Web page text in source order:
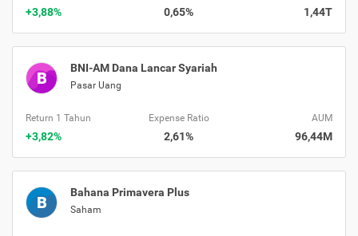
+3,88% 0,65% 1,44T
B
BNI-AM Dana Lancar Syariah
Pasar Uang
Return 1 Tahun
+3,82%
Expense Ratio
2,61%
AUM
96,44M
B
Bahana Primavera Plus
Saham